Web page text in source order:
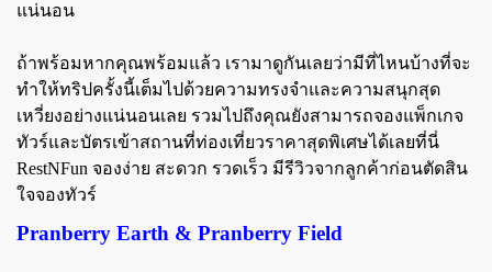
แน่นอน
ถ้าพร้อมหากคุณพร้อมแล้ว เรามาดูกันเลยว่ามีที่ไหนบ้างที่จะ
ทำให้ทริปครั้งนี้เต็มไปด้วยความทรงจำและความสนุกสุด
เหวี่ยงอย่างแน่นอนเลย รวมไปถึงคุณยังสามารถจองแพ็กเกจ
ทัวร์และบัตรเข้าสถานที่ท่องเที่ยวราคาสุดพิเศษได้เลยที่นี่
RestNFun จองง่าย สะดวก รวดเร็ว มีรีวิวจากลูกค้าก่อนตัดสิน
ใจจองทัวร์
Pranberry Earth & Pranberry Field